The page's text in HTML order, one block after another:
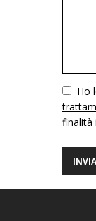
VuotoHo
finalità